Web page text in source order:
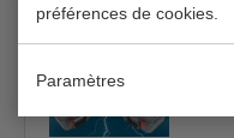
préférences de cookies.
Paramètres